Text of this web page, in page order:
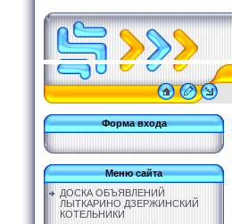
Форма входа
Меню сайта
ДОСКА ОБЪЯВЛЕНИЙ
ЛЫТКАРИНО ДЗЕРЖИНСКИЙ
КОТЕЛЬНИКИ